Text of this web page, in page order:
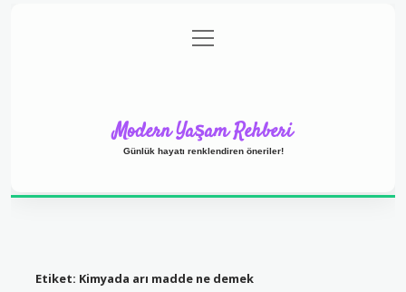
Gizlilik Politikası
menüyü
aç
Modern Yaşam Rehberi
Günlük hayatı renklendiren öneriler!
Etiket: Kimyada arı madde ne demek